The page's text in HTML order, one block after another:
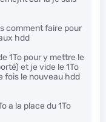
comment faire pour
hdd
1To pour y mettre le
et je vide le 1To
fois le nouveau hdd
a la place du 1To